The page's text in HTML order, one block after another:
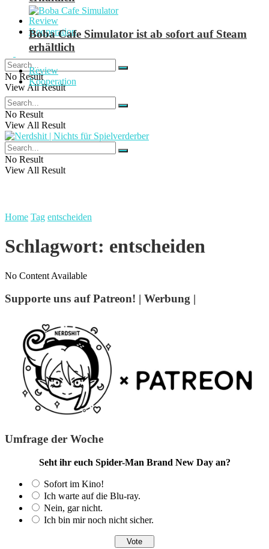
Review
Kooperation
No Result
View All Result
Boba Cafe Simulator ist ab sofort auf Steam
erhältlich
Review
Kooperation
No Result
View All Result
No Result
View All Result
Home Tag entscheiden
Schlagwort: entscheiden
No Content Available
Supporte uns auf Patreon! | Werbung |
Umfrage der Woche
Seht ihr euch Spider-Man Brand New Day an?
Sofort im Kino!
Ich warte auf die Blu-ray.
Nein, gar nicht.
Ich bin mir noch nicht sicher.